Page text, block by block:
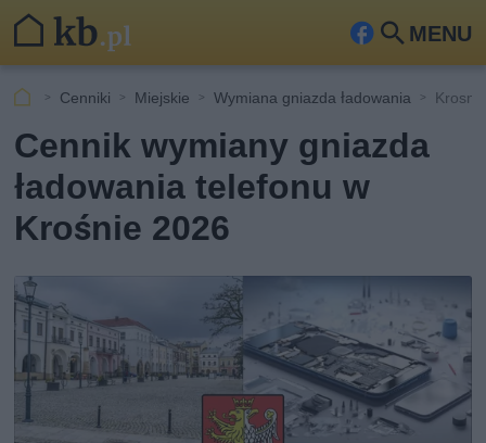
MENU
Fa
ook
Szu
Cenniki Miejskie Wymiana gniazda ładowania Krosno
Cennik wymiany gniazda
ładowania telefonu w
Krośnie 2026